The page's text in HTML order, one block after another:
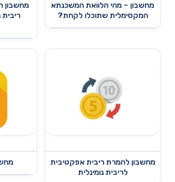
מחשבון – מהי הלוואת המשכנתא
המקסימלית שתוכלו לקחת?
מחשבון
מחשבון להמרת ריבית אפקטיבית
לריבית נומינלית